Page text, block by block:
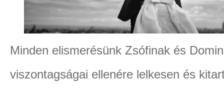
Minden elismerésünk Zsófinak és
viszontagságai ellenére lelkesen és